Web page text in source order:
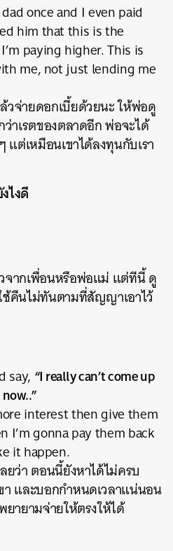
once and I even paid
him that this is the
paying higher. This is
me, not just lending me
จ่ายดอกเบี้ยด้วยนะ ให้พ่อดู
ว่าเรตของตลาดอีก พ่อจะได้
แต่เหมือนเขาได้ลงทุนกับเรา
ไงดี
จากเพื่อนหรือพ่อแม่ แต่ทีนี้ ดู
ช้คืนไม่ทันตามที่สัญญาเอาไว้
say, “I really can’t come up
interest then give them
I’m gonna pay them back
it happen.
ยว่า ตอนนี้ยังหาได้ไม่ครบ
า และบอกกำหนดเวลาแน่นอน
ยายามจ่ายให้ตรงให้ได้